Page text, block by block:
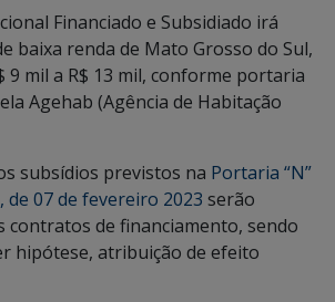
Financiado e Subsidiado irá
baixa renda de Mato Grosso do Sul,
9 mil a R$ 13 mil, conforme portaria
Agehab (Agência de Habitação
subsídios previstos na Portaria “N”
de 07 de fevereiro 2023 serão
contratos de financiamento, sendo
hipótese, atribuição de efeito